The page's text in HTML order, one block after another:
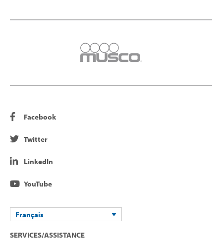
Facebook
Twitter
LinkedIn
YouTube
Français
SERVICES/ASSISTANCE